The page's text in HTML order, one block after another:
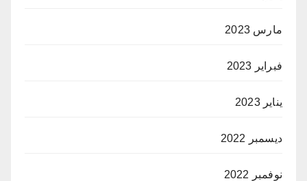
مارس 2023
فبراير 2023
يناير 2023
ديسمبر 2022
نوفمبر 2022